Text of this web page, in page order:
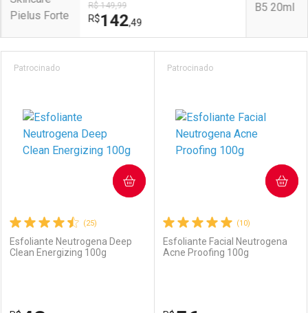
R$ 149,99
R$142,49
Prateleira
(25)
Esfoliante Neutrogena Deep
Clean Energizing 100g
Patrocinado
COMPRAR
(10)
Esfoliante Facial Neutrogena
Acne Proofing 100g
Patrocinado
COMPRAR